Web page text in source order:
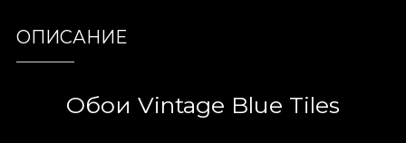
ОПИСАНИЕ
Обои Vintage Blue Tiles